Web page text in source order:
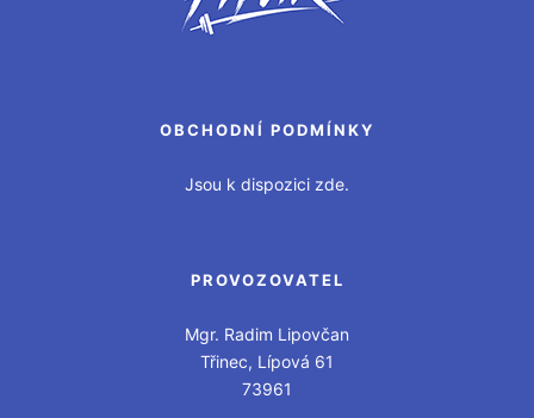
OBCHODNÍ PODMÍNKY
Jsou k dispozici zde.
PROVOZOVATEL
Mgr. Radim Lipovčan
Třinec, Lípová 61
73961